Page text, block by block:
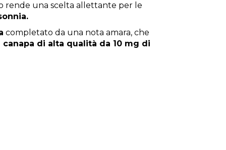
rende una scelta allettante per le
completato da una nota amara, che
di alta qualità da 10 mg di